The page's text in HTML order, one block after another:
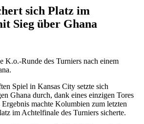
sich Platz im
Sieg über Ghana
K.o.-Runde des Turniers nach einem
Spiel in Kansas City setzte sich
Ghana durch, dank eines einzigen Tores
machte Kolumbien zum letzten
im Achtelfinale des Turniers sicherte.